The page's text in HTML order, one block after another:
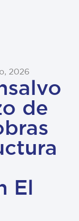
2026
de
El